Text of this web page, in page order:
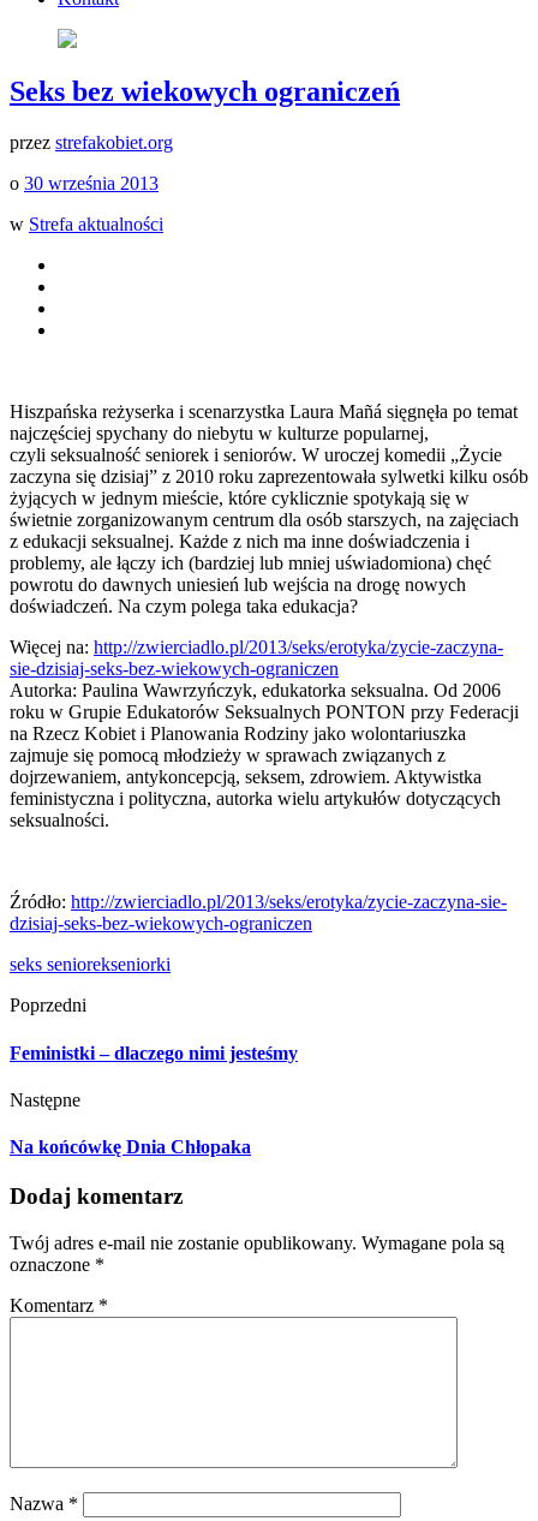
Seks bez wiekowych ograniczeń
przez strefakobiet.org
o 30 września 2013
w Strefa aktualności
Hiszpańska reżyserka i scenarzystka Laura Mañá sięgnęła po temat
najczęściej spychany do niebytu w kulturze popularnej,
czyli seksualność seniorek i seniorów. W uroczej komedii „Życie
zaczyna się dzisiaj” z 2010 roku zaprezentowała sylwetki kilku osób
żyjących w jednym mieście, które cyklicznie spotykają się w
świetnie zorganizowanym centrum dla osób starszych, na zajęciach
z edukacji seksualnej. Każde z nich ma inne doświadczenia i
problemy, ale łączy ich (bardziej lub mniej uświadomiona) chęć
powrotu do dawnych uniesień lub wejścia na drogę nowych
doświadczeń. Na czym polega taka edukacja?
Więcej na: http://zwierciadlo.pl/2013/seks/erotyka/zycie-zaczyna-
sie-dzisiaj-seks-bez-wiekowych-ograniczen
Autorka: Paulina Wawrzyńczyk, edukatorka seksualna. Od 2006
roku w Grupie Edukatorów Seksualnych PONTON przy Federacji
na Rzecz Kobiet i Planowania Rodziny jako wolontariuszka
zajmuje się pomocą młodzieży w sprawach związanych z
dojrzewaniem, antykoncepcją, seksem, zdrowiem. Aktywistka
feministyczna i polityczna, autorka wielu artykułów dotyczących
seksualności.
Źródło: http://zwierciadlo.pl/2013/seks/erotyka/zycie-zaczyna-sie-
dzisiaj-seks-bez-wiekowych-ograniczen
seks seniorekseniorki
Poprzedni
Feministki – dlaczego nimi jesteśmy
Następne
Na końcówkę Dnia Chłopaka
Dodaj komentarz
Twój adres e-mail nie zostanie opublikowany. Wymagane pola są
oznaczone *
Komentarz *
Nazwa *